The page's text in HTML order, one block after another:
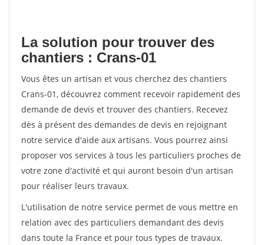
La solution pour trouver des
chantiers : Crans-01
Vous êtes un artisan et vous cherchez des chantiers
Crans-01, découvrez comment recevoir rapidement des
demande de devis et trouver des chantiers. Recevez
dès à présent des demandes de devis en rejoignant
notre service d'aide aux artisans. Vous pourrez ainsi
proposer vos services à tous les particuliers proches de
votre zone d'activité et qui auront besoin d'un artisan
pour réaliser leurs travaux.
L'utilisation de notre service permet de vous mettre en
relation avec des particuliers demandant des devis
dans toute la France et pour tous types de travaux.